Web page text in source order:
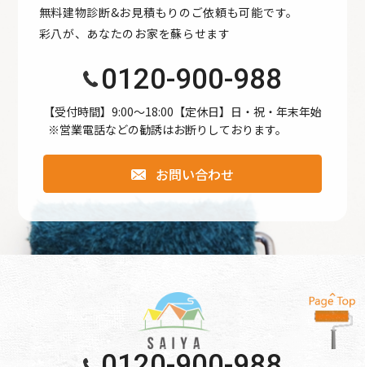
●公開された個人情報が事実と異なる場合、訂正や削除に応
じます。
●本個人情報保護方針は、当サイト内で適用されるもので
より良いサービスの提供、またユーザビリティの向上のた
め、Googleアナリティクスを使用し、当サイトの利用状況
「Cookie」を通じて、Googleがお客様のIPアドレスなどの
情報を収集する場合がありますが、「Cookie」で収集され
る情報は個人を特定できるものではありません。
収集されたデータはGoogleのプライバシーポリシーにおい
無料建物診断&お見積もりのご依頼も可能です。
彩八が、あなたのお家を蘇らせます
0120-900-988
【受付時間】9:00〜18:00【定休日】日・祝・年末年始
※営業電話などの勧誘はお断りしております。
お問い合わせ